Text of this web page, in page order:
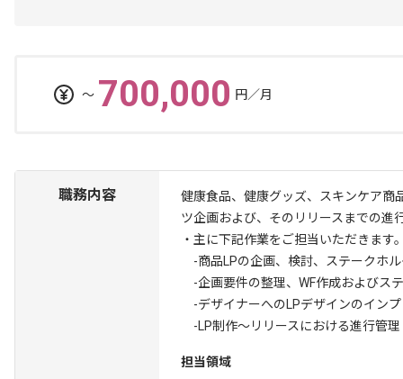
〜 700,000 円／月
職務内容
健康食品、健康グッズ、スキンケア商
ツ企画および、そのリリースまでの進
・主に下記作業をご担当いただきます
-商品LPの企画、検討、ステークホ
-企画要件の整理、WF作成およびス
-デザイナーへのLPデザインのイン
-LP制作～リリースにおける進行管理
担当領域